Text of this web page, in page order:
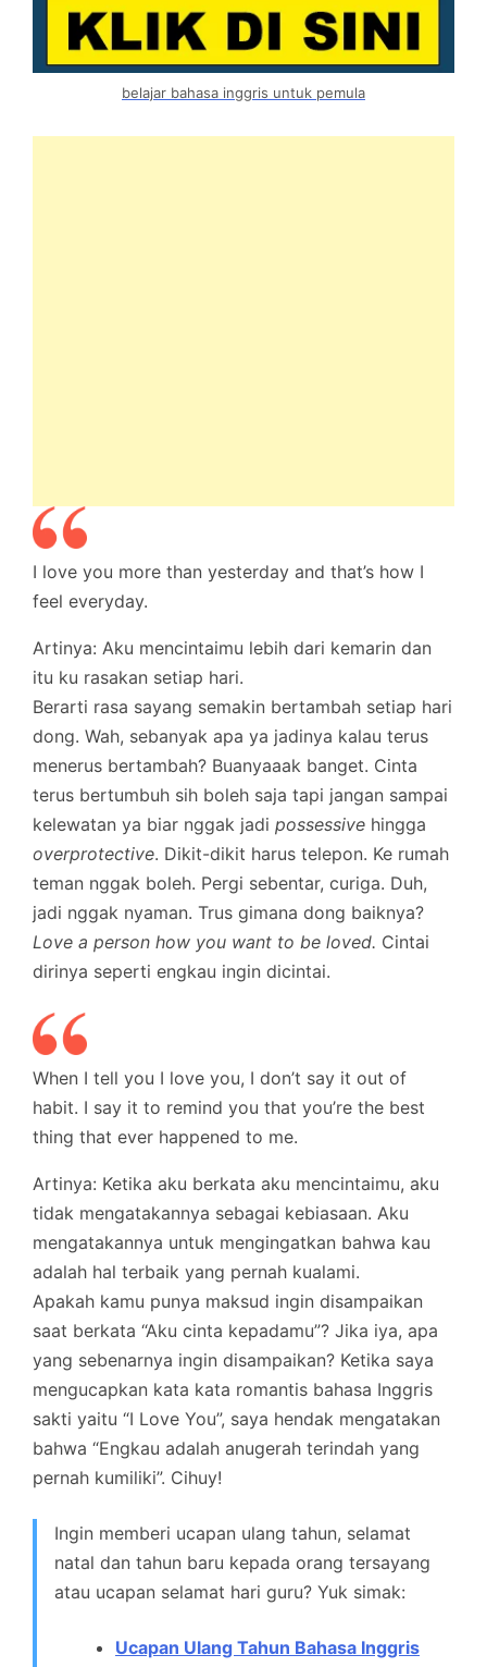
belajar bahasa inggris untuk pemula
I love you more than yesterday and that’s how I
feel everyday.
Artinya: Aku mencintaimu lebih dari kemarin dan
itu ku rasakan setiap hari.
Berarti rasa sayang semakin bertambah setiap hari
dong. Wah, sebanyak apa ya jadinya kalau terus
menerus bertambah? Buanyaaak banget. Cinta
terus bertumbuh sih boleh saja tapi jangan sampai
kelewatan ya biar nggak jadi possessive hingga
overprotective. Dikit-dikit harus telepon. Ke rumah
teman nggak boleh. Pergi sebentar, curiga. Duh,
jadi nggak nyaman. Trus gimana dong baiknya?
Love a person how you want to be loved. Cintai
dirinya seperti engkau ingin dicintai.
When I tell you I love you, I don’t say it out of
habit. I say it to remind you that you’re the best
thing that ever happened to me.
Artinya: Ketika aku berkata aku mencintaimu, aku
tidak mengatakannya sebagai kebiasaan. Aku
mengatakannya untuk mengingatkan bahwa kau
adalah hal terbaik yang pernah kualami.
Apakah kamu punya maksud ingin disampaikan
saat berkata “Aku cinta kepadamu”? Jika iya, apa
yang sebenarnya ingin disampaikan? Ketika saya
mengucapkan kata kata romantis bahasa Inggris
sakti yaitu “I Love You”, saya hendak mengatakan
bahwa “Engkau adalah anugerah terindah yang
pernah kumiliki”. Cihuy!
Ingin memberi ucapan ulang tahun, selamat
natal dan tahun baru kepada orang tersayang
atau ucapan selamat hari guru? Yuk simak:
Ucapan Ulang Tahun Bahasa Inggris